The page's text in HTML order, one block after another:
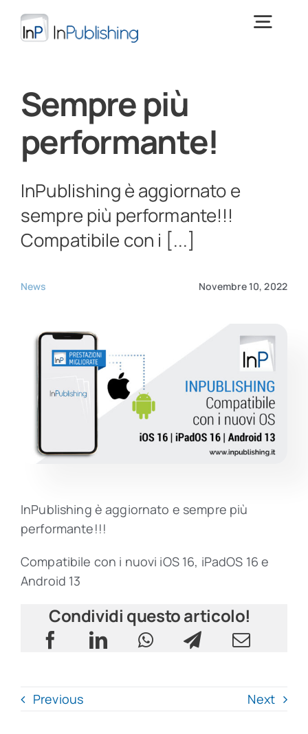
contenuto
Cos’è InPublishing
Download > PROVA INPUBLISHING <
Training
Sempre più
performante!
InPublishing è aggiornato e
sempre più performante!!!
Compatibile con i [...]
News Novembre 10, 2022
InPublishing è aggiornato e sempre più
performante!!!
Compatibile con i nuovi iOS 16, iPadOS 16 e
Android 13
Condividi questo articolo!
Previous Next